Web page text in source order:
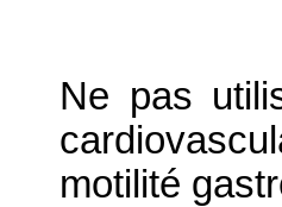
Ne pas
motilité